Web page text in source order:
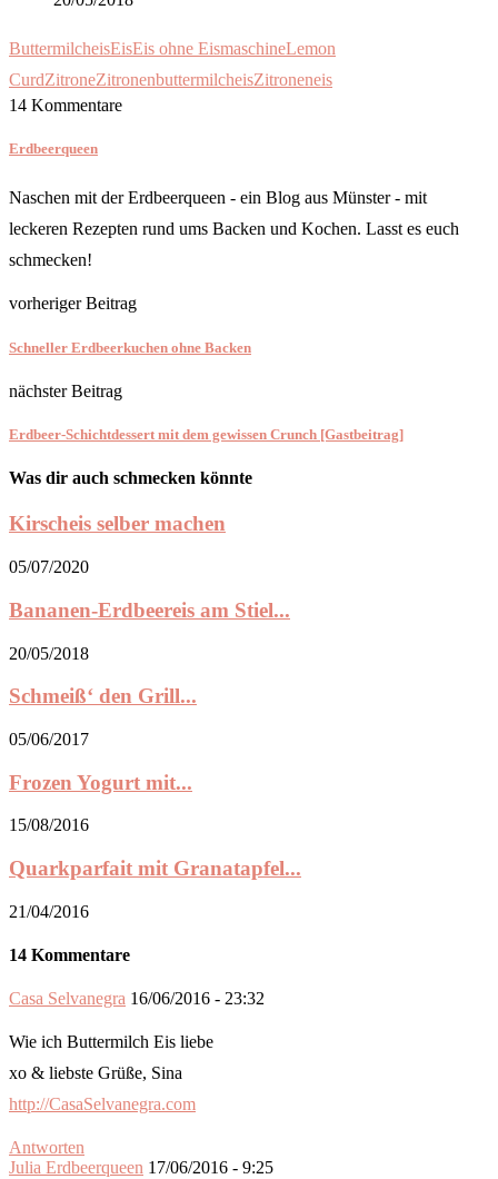
ButtermilcheisEisEis ohne EismaschineLemon
CurdZitroneZitronenbuttermilcheisZitroneneis
14 Kommentare
Erdbeerqueen
Naschen mit der Erdbeerqueen - ein Blog aus Münster - mit
leckeren Rezepten rund ums Backen und Kochen. Lasst es euch
schmecken!
vorheriger Beitrag
Schneller Erdbeerkuchen ohne Backen
nächster Beitrag
Erdbeer-Schichtdessert mit dem gewissen Crunch [Gastbeitrag]
Was dir auch schmecken könnte
Kirscheis selber machen
05/07/2020
Bananen-Erdbeereis am Stiel...
20/05/2018
Schmeiß‘ den Grill...
05/06/2017
Frozen Yogurt mit...
15/08/2016
Quarkparfait mit Granatapfel...
21/04/2016
14 Kommentare
Casa Selvanegra 16/06/2016 - 23:32
Wie ich Buttermilch Eis liebe
xo & liebste Grüße, Sina
http://CasaSelvanegra.com
Antworten
Julia Erdbeerqueen 17/06/2016 - 9:25